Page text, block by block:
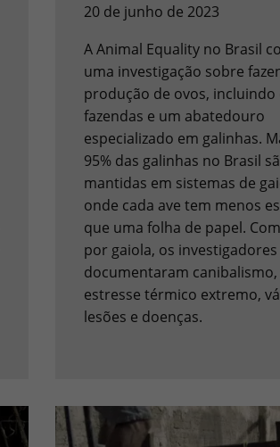
20 de junho de 2023
A Animal Equality no Brasil
uma investigação sobre
produção de ovos,
fazendas e um abatedouro
especializado em galinhas.
95% das galinhas no Brasil
mantidas em sistemas de
onde cada ave tem menos
que uma folha de papel.
por gaiola, os investigadores
documentaram canibalismo,
estresse térmico extremo,
lesões e doenças.